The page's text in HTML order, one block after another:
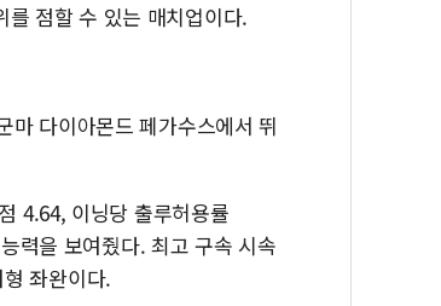
를 점할 수 있는 매치업이다.
마 다이아몬드 페가수스에서 뛰
4.64, 이닝당 출루허용률
력을 보여줬다. 최고 구속 시속
좌완이다.